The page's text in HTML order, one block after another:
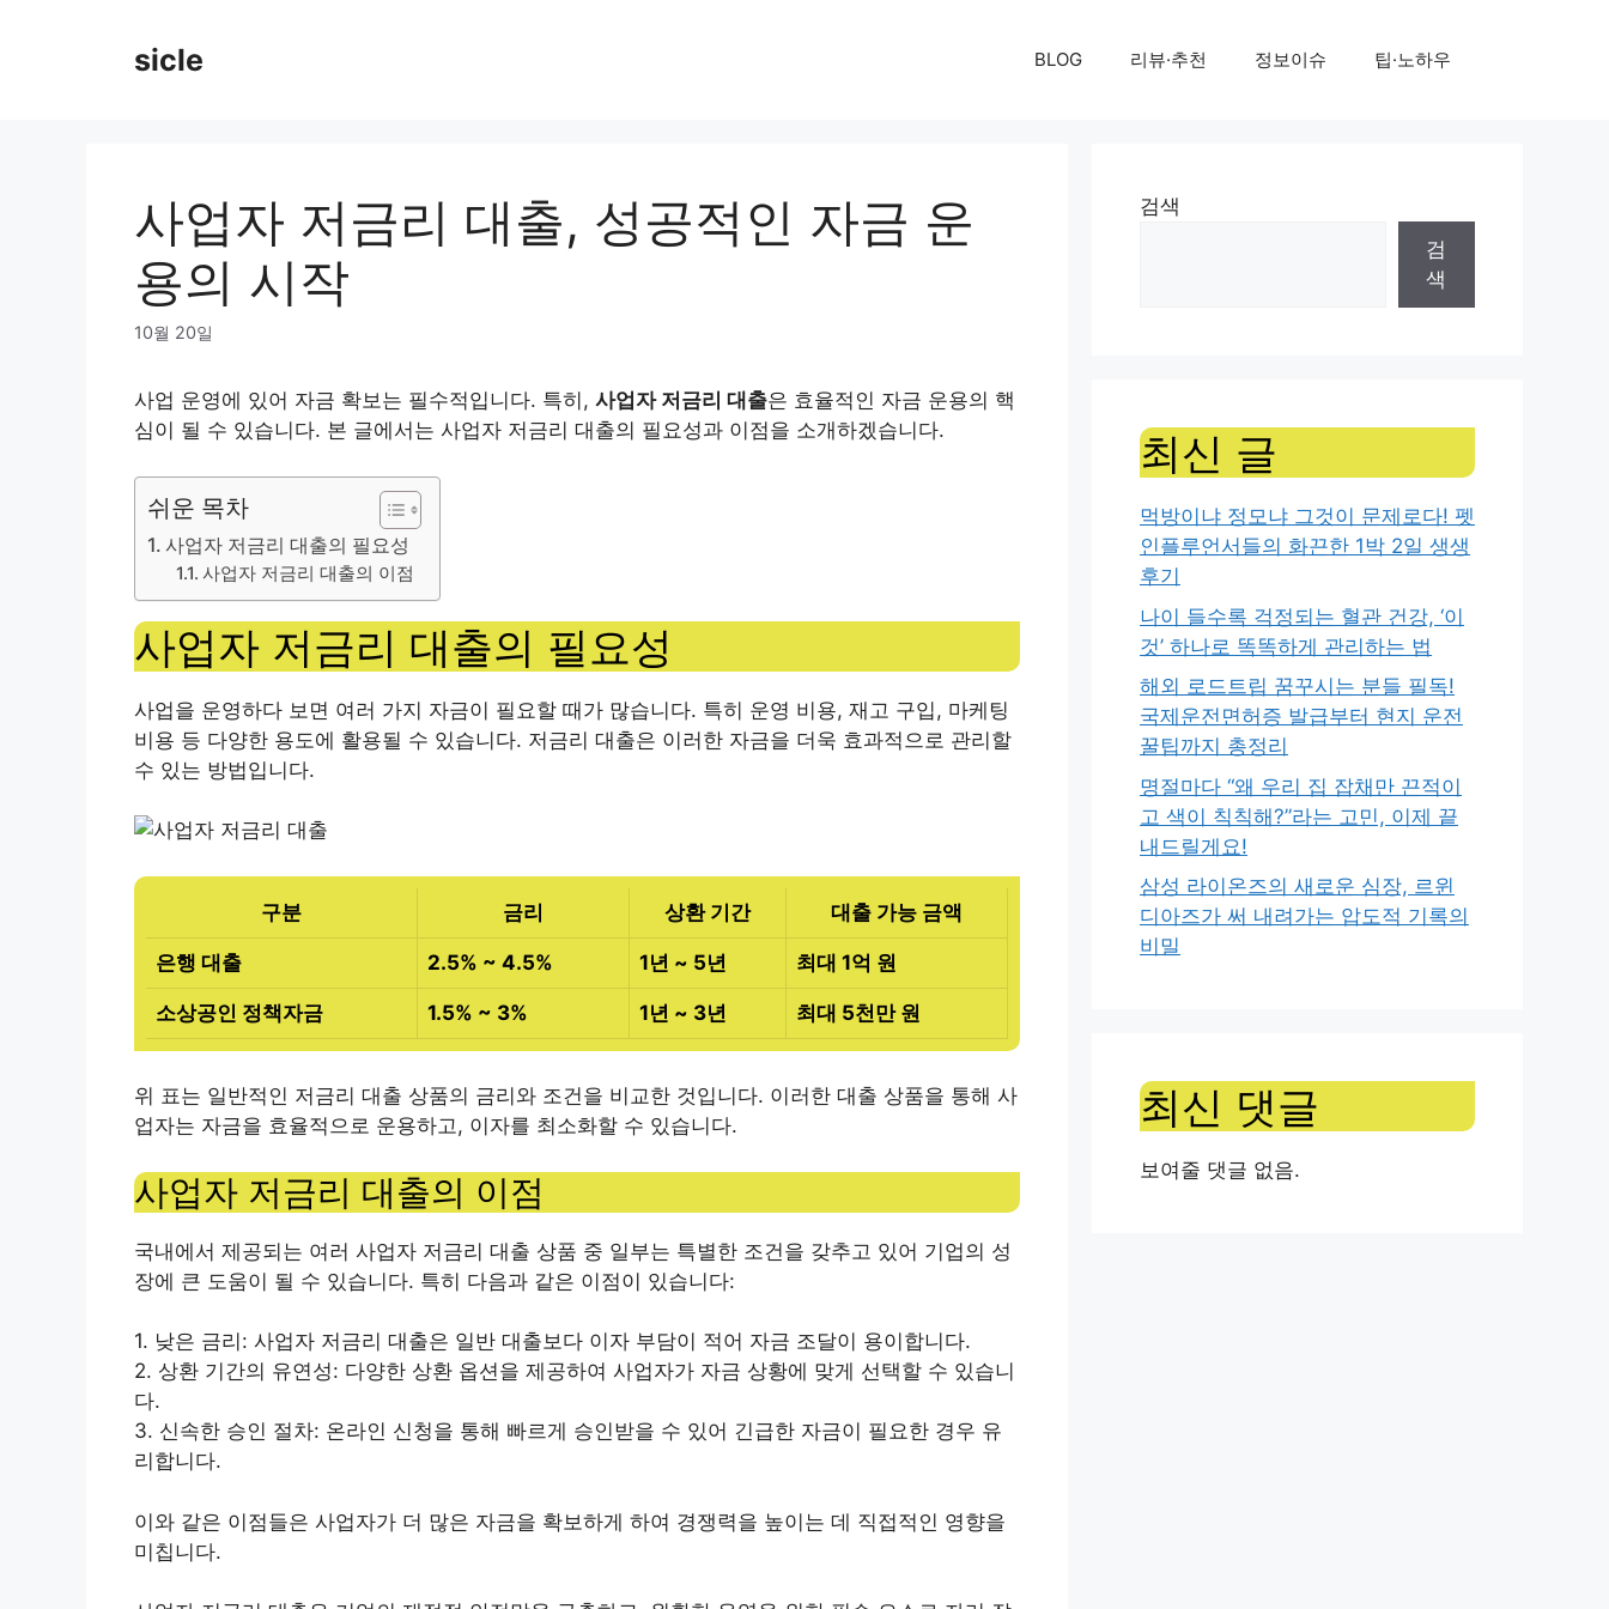
sicle BLOG 리뷰·추천 정보이슈 팁·노하우
사업자 저금리 대출, 성공적인 자금 운
용의 시작
10월 20일
사업 운영에 있어 자금 확보는 필수적입니다. 특히, 사업자 저금리 대출은 효율적인 자금 운용의 핵
심이 될 수 있습니다. 본 글에서는 사업자 저금리 대출의 필요성과 이점을 소개하겠습니다.
쉬운 목차
사업자 저금리 대출의 필요성
사업자 저금리 대출의 이점
사업자 저금리 대출의 필요성
사업을 운영하다 보면 여러 가지 자금이 필요할 때가 많습니다. 특히 운영 비용, 재고 구입, 마케팅
비용 등 다양한 용도에 활용될 수 있습니다. 저금리 대출은 이러한 자금을 더욱 효과적으로 관리할
수 있는 방법입니다.
구분 금리 상환 기간 대출 가능 금액
은행 대출 2.5% ~ 4.5% 1년 ~ 5년 최대 1억 원
소상공인 정책자금 1.5% ~ 3% 1년 ~ 3년 최대 5천만 원
위 표는 일반적인 저금리 대출 상품의 금리와 조건을 비교한 것입니다. 이러한 대출 상품을 통해 사
업자는 자금을 효율적으로 운용하고, 이자를 최소화할 수 있습니다.
사업자 저금리 대출의 이점
국내에서 제공되는 여러 사업자 저금리 대출 상품 중 일부는 특별한 조건을 갖추고 있어 기업의 성
장에 큰 도움이 될 수 있습니다. 특히 다음과 같은 이점이 있습니다:
1. 낮은 금리: 사업자 저금리 대출은 일반 대출보다 이자 부담이 적어 자금 조달이 용이합니다.
2. 상환 기간의 유연성: 다양한 상환 옵션을 제공하여 사업자가 자금 상황에 맞게 선택할 수 있습니
다.
3. 신속한 승인 절차: 온라인 신청을 통해 빠르게 승인받을 수 있어 긴급한 자금이 필요한 경우 유
리합니다.
이와 같은 이점들은 사업자가 더 많은 자금을 확보하게 하여 경쟁력을 높이는 데 직접적인 영향을
미칩니다.
검색
검
색
최신 글
먹방이냐 정모냐 그것이 문제로다! 펫
인플루언서들의 화끈한 1박 2일 생생
후기
나이 들수록 걱정되는 혈관 건강, ‘이
것’ 하나로 똑똑하게 관리하는 법
해외 로드트립 꿈꾸시는 분들 필독!
국제운전면허증 발급부터 현지 운전
꿀팁까지 총정리
명절마다 “왜 우리 집 잡채만 끈적이
고 색이 칙칙해?”라는 고민, 이제 끝
내드릴게요!
삼성 라이온즈의 새로운 심장, 르윈
디아즈가 써 내려가는 압도적 기록의
비밀
최신 댓글
보여줄 댓글 없음.